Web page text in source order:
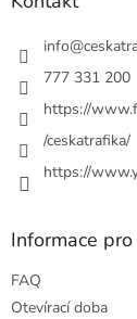
info@
777 331 200
https://
/ceskatrafika/
https://
Informace pro
FAQ
Otevírací doba